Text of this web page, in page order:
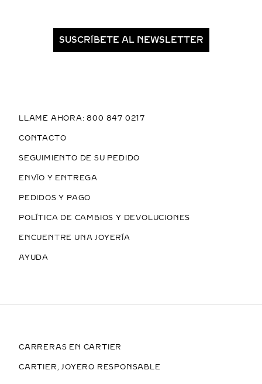
SUSCRÍBETE AL NEWSLETTER
LLAME AHORA: 800 847 0217
CONTACTO
SEGUIMIENTO DE SU PEDIDO
ENVÍO Y ENTREGA
PEDIDOS Y PAGO
POLÍTICA DE CAMBIOS Y DEVOLUCIONES
ENCUENTRE UNA JOYERÍA
AYUDA
CARRERAS EN CARTIER
CARTIER, JOYERO RESPONSABLE